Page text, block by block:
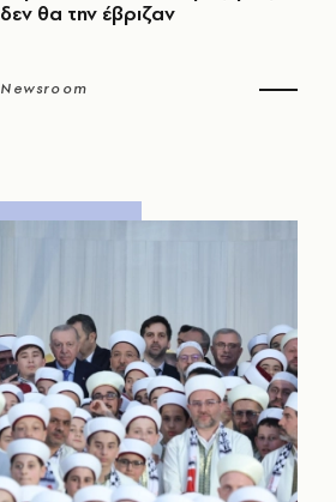
δεν θα την έβριζαν
Newsroom